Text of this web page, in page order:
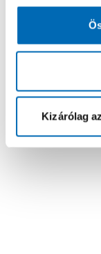
Kizárólag